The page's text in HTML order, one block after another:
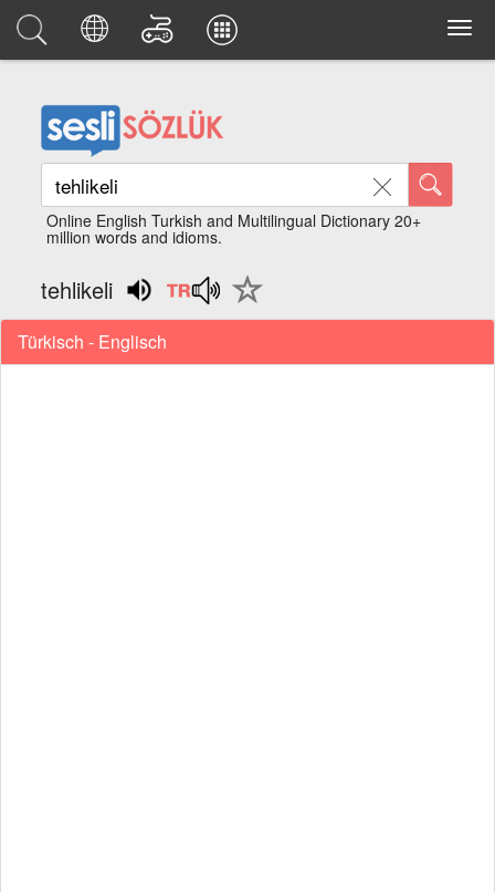
Online English Turkish and Multilingual Dictionary 20+
million words and idioms.
tehlikeli
Türkisch - Englisch